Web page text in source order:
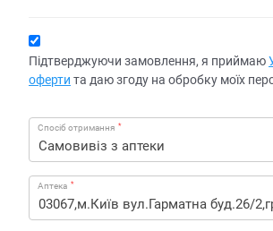
Підтверджуючи замовлення, я приймаю
оферти та даю згоду на обробку моїх
Спосіб отримання *
Аптека *